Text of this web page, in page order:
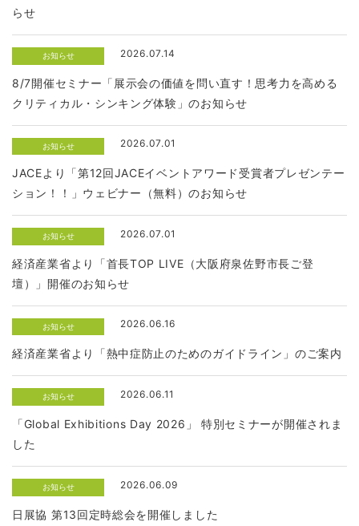
らせ
お知らせ 2026.07.14
8/7開催セミナー「展示会の価値を問い直す！思考力を高める
クリティカル・シンキング体験」のお知らせ
お知らせ 2026.07.01
JACEより「第12回JACEイベントアワード受賞者プレゼンテー
ション！！」ウェビナー（無料）のお知らせ
お知らせ 2026.07.01
経済産業省より「首長TOP LIVE（大阪府泉佐野市長ご登
壇）」開催のお知らせ
お知らせ 2026.06.16
経済産業省より「熱中症防止のためのガイドライン」のご案内
お知らせ 2026.06.11
「Global Exhibitions Day 2026」 特別セミナーが開催されま
した
お知らせ 2026.06.09
日展協 第13回定時総会を開催しました